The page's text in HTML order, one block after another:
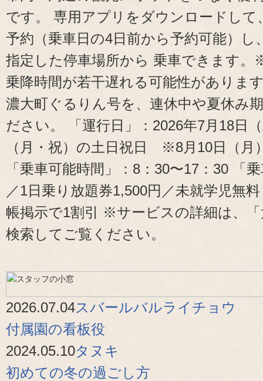
です。 専用アプリをダウンロードして
予約（乗車日の4日前から予約可能）し
指定した停車場所から 乗車できます
乗降時間が若干遅れる可能性がありま
濃大町ぐるりん号を、連休中や夏休み
ださい。 「運行日」：2026年7月18日
（月・祝）の土日祝日 ※8月10日（月
「乗車可能時間」：8：30〜17：30 「
／1日乗り放題券1,500円／未就学児
帳掲示で1割引 ※サービスの詳細は、
検索してご覧ください。
2026.07.04スバールバルライチョウ
付属園の看板役
2024.05.10タヌキ
初めての冬の過ごし方